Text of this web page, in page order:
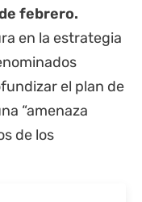
febrero.
en la estrategia
el plan de
“amenaza
de los